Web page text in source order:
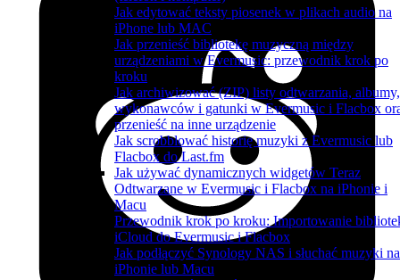
Jak edytować teksty piosenek w plikach audio na
iPhone lub MAC
Jak przenieść bibliotekę muzyczną między
urządzeniami w Evermusic: przewodnik krok po
kroku
Jak archiwizować (ZIP) listy odtwarzania, albumy,
wykonawców i gatunki w Evermusic i Flacbox
przenieść na inne urządzenie
Jak scrobblować historię muzyki z Evermusic lub
Flacbox do Last.fm
Jak używać dynamicznych widgetów Teraz
Odtwarzane w Evermusic i Flacbox na iPhonie i
Macu
Przewodnik krok po kroku: Importowanie
iCloud do Evermusic i Flacbox
Jak podłączyć Synology NAS i słuchać muzyki na
iPhonie lub Macu